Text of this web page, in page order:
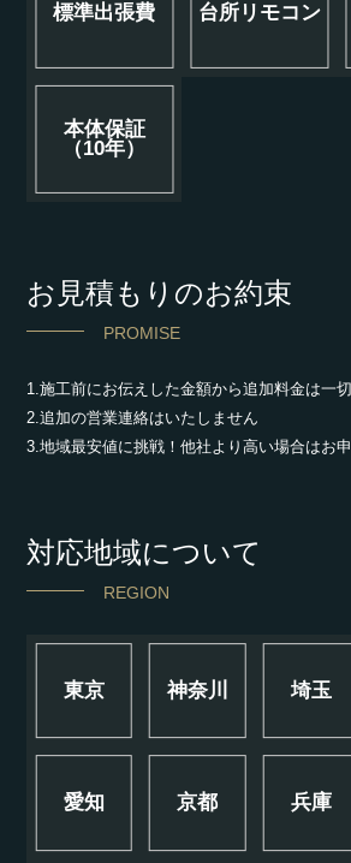
標準出張費 台所リモコン
本体保証
（10年）
お見積もりのお約束
PROMISE
1.施工前にお伝えした金額から追加料金は一切
2.追加の営業連絡はいたしません
3.地域最安値に挑戦！他社より高い場合はお
対応地域について
REGION
東京 神奈川 埼玉
愛知 京都 兵庫